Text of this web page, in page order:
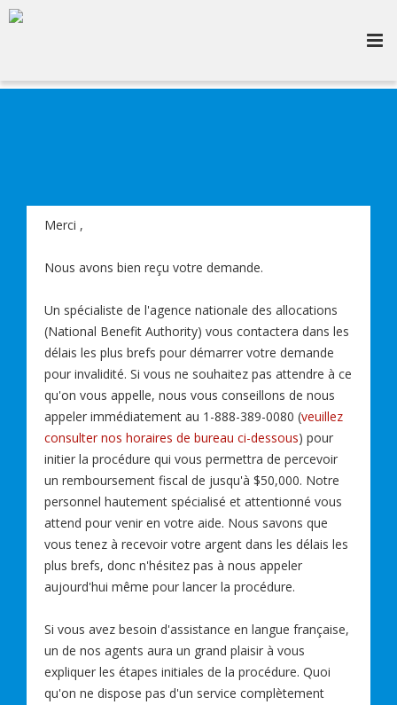
Merci ,
Nous avons bien reçu votre demande.
Un spécialiste de l'agence nationale des allocations
(National Benefit Authority) vous contactera dans les
délais les plus brefs pour démarrer votre demande
pour invalidité. Si vous ne souhaitez pas attendre à ce
qu'on vous appelle, nous vous conseillons de nous
appeler immédiatement au 1-888-389-0080 (veuillez
consulter nos horaires de bureau ci-dessous) pour
initier la procédure qui vous permettra de percevoir
un remboursement fiscal de jusqu'à $50,000. Notre
personnel hautement spécialisé et attentionné vous
attend pour venir en votre aide. Nous savons que
vous tenez à recevoir votre argent dans les délais les
plus brefs, donc n'hésitez pas à nous appeler
aujourd'hui même pour lancer la procédure.
Si vous avez besoin d'assistance en langue française,
un de nos agents aura un grand plaisir à vous
expliquer les étapes initiales de la procédure. Quoi
qu'on ne dispose pas d'un service complètement